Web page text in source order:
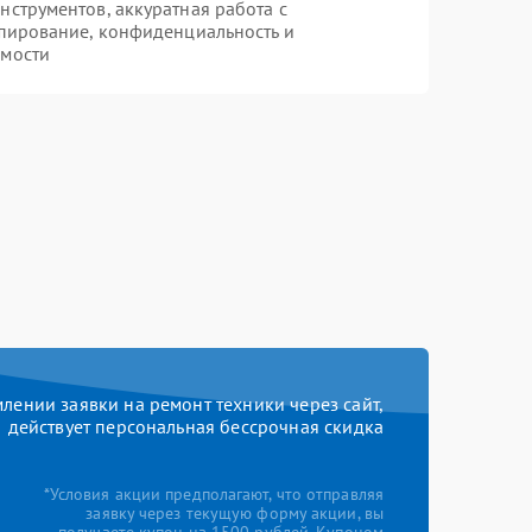
аккуратная работа с
конфиденциальность и
заявки на ремонт техники через сайт,
действует персональная бессрочная скидка
*Условия акции предполагают, что отправляя
заявку через текущую форму акции, вы